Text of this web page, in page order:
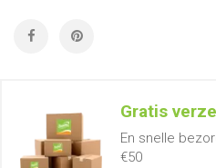
Gratis
En snelle
€50